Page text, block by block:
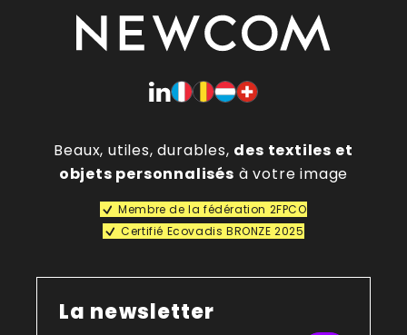
Beaux, utiles, durables, des textiles et
objets personnalisés à votre image
Membre de la fédération 2FPCO
Certifié Ecovadis BRONZE 2025
La newsletter